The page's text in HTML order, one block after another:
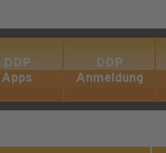
DDP
Apps
DDP
Anmeldung